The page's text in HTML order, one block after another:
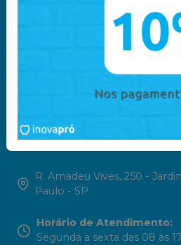
WhatsApp
11 96340-6135
R. Amadeu Vives, 250 -
Paulo - SP
Horário de Atendimento:
Segunda a sexta das 08 às